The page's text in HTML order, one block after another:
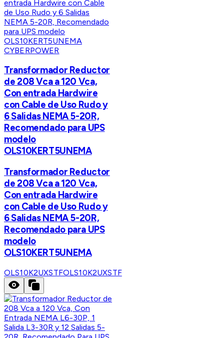
CYBERPOWER
Transformador Reductor
de 208 Vca a 120 Vca,
Con entrada Hardwire
con Cable de Uso Rudo y
6 Salidas NEMA 5-20R,
Recomendado para UPS
modelo
OLS10KERT5UNEMA
Transformador Reductor
de 208 Vca a 120 Vca,
Con entrada Hardwire
con Cable de Uso Rudo y
6 Salidas NEMA 5-20R,
Recomendado para UPS
modelo
OLS10KERT5UNEMA
OLS10K2UXSTFOLS10K2UXSTF